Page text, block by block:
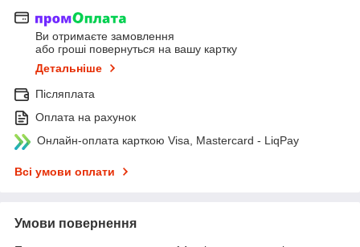
Ви отримаєте замовлення
або гроші повернуться на вашу картку
Детальніше
Післяплата
Оплата на рахунок
Онлайн-оплата карткою Visa, Mastercard - LiqPay
Всі умови оплати
Умови повернення